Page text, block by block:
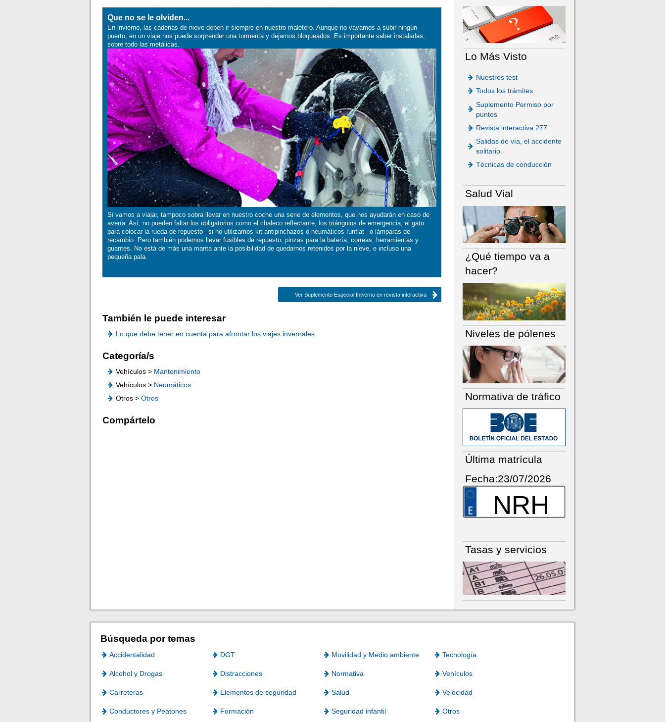
Que no se le olviden...
En invierno, las cadenas de nieve deben ir siempre en nuestro maletero. Aunque no vayamos a subir ningún
puerto, en un viaje nos puede sorprender una tormenta y dejarnos bloqueados. Es importante saber instalarlas,
sobre todo las metálicas.
Si vamos a viajar, tampoco sobra llevar en nuestro coche una serie de elementos, que nos ayudarán en caso de
avería. Así, no pueden faltar los obligatorios como el chaleco reflectante, los triángulos de emergencia, el gato
para colocar la rueda de repuesto –si no utilizamos kit antipinchazos o neumáticos runflat– o lámparas de
recambio. Pero también podemos llevar fusibles de repuesto, pinzas para la batería, correas, herramientas y
guantes. No está de más una manta ante la posibilidad de quedarnos retenidos por la nieve, e incluso una
pequeña pala.
Ver Suplemento Especial Invierno en revista interactiva
También le puede interesar
Lo que debe tener en cuenta para afrontar los viajes invernales
Categoría/s
Vehículos > Mantenimiento
Vehículos > Neumáticos
Otros >Otros
Compártelo
Lo Más Visto
Nuestros test
Todos los trámites
Suplemento Permiso por
puntos
Revista interactiva 277
Salidas de vía, el accidente
solitario
Técnicas de conducción
Salud Vial
¿Qué tiempo va a
hacer?
Niveles de pólenes
Normativa de tráfico
Última matrícula
Fecha:23/07/2026
NRH
Tasas y servicios
Búsqueda por temas
Accidentalidad DGT Movilidad y Medio ambiente Tecnología
Alcohol y Drogas Distracciones Normativa Vehículos
Carreteras Elementos de seguridad Salud Velocidad
Conductores y Peatones Formación Seguridad infantil Otros